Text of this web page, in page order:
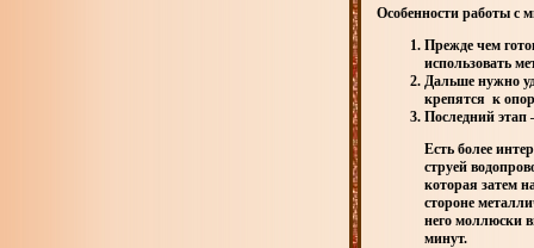
Особенности работы с
Прежде чем
использовать
Дальше нужно
крепятся к
Последний этап
Есть более
струей
которая затем
стороне
него моллюски
минут.